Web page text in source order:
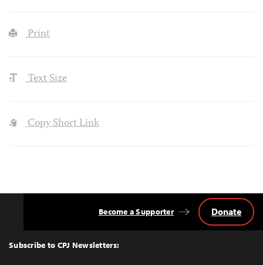
Print
Text Size
Copy Short Link
Top
Subscribe to CPJ Newsletters:
Become a Supporter Donate